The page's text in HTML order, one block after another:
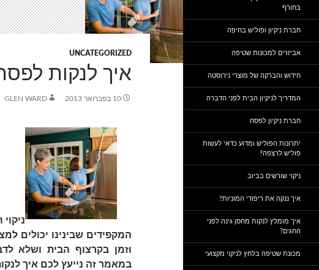
UNCATEGORIZED
איך לנקות
10 בפברואר 2013 GLEN WARD
המקפידים שבינינו יכולים
וזמן בקרצוף הבית ושלא
במאמר זה נייעץ לכם איך
בחורף
חברת ניקיון ופוליש בחיפה
אביזרים למכונות שטיפה
חידוש והברקה של מוצרי נירוסטה
המדריך לניקיון הבית לפני הדברה
חברת ניקיון לפסח
יתרונות הפוליש ומדוע כדאי לעשות
פוליש לרצפה?
ניקוי שורשים בביוב
איך ננקה את ריפודי המוניות?
איך מומלץ לנקות מחסן גינה לפני
החגים?
מכונת שטיפה בלחץ לניקוי מקצועי